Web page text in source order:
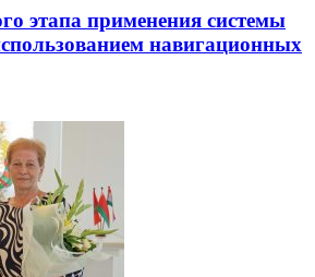
этапа применения системы
навигационных